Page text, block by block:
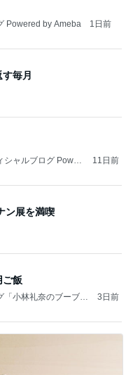
Powered by Ameba 1日前
毎月
ャルブログ Power
11日前
ン展を満喫
ご飯
小林礼奈のブーブー
3日前